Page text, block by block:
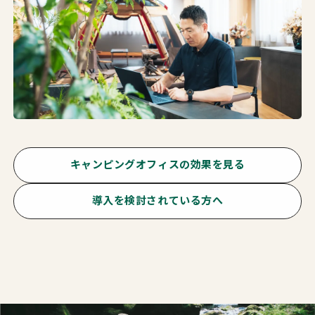
キャンピングオフィスの効果を見る
導入を検討されている方へ